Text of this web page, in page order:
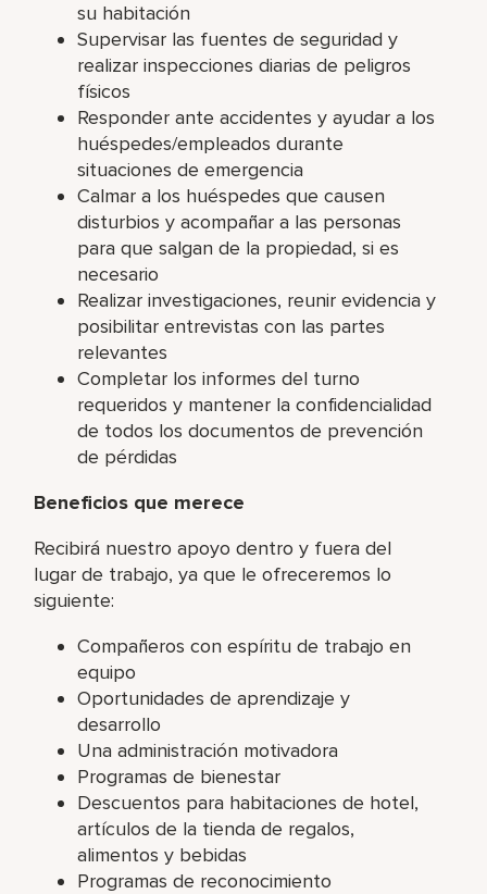
su habitación
Supervisar las fuentes de seguridad y
realizar inspecciones diarias de peligros
físicos
Responder ante accidentes y ayudar a los
huéspedes/empleados durante
situaciones de emergencia
Calmar a los huéspedes que causen
disturbios y acompañar a las personas
para que salgan de la propiedad, si es
necesario
Realizar investigaciones, reunir evidencia y
posibilitar entrevistas con las partes
relevantes
Completar los informes del turno
requeridos y mantener la confidencialidad
de todos los documentos de prevención
de pérdidas
Beneficios que merece
Recibirá nuestro apoyo dentro y fuera del
lugar de trabajo, ya que le ofreceremos lo
siguiente:
Compañeros con espíritu de trabajo en
equipo
Oportunidades de aprendizaje y
desarrollo
Una administración motivadora
Programas de bienestar
Descuentos para habitaciones de hotel,
artículos de la tienda de regalos,
alimentos y bebidas
Programas de reconocimiento